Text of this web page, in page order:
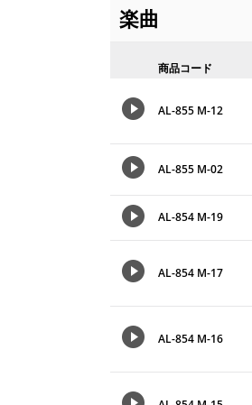
楽曲
商品コード
AL-855 M-12
AL-855 M-02
AL-854 M-19
AL-854 M-17
AL-854 M-16